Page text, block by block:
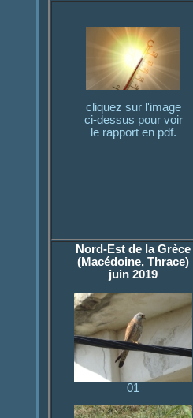
cliquez sur l'image
ci-dessus pour voir
le rapport en pdf.
Nord-Est de la Grèce
(Macédoine, Thrace)
juin 2019
01